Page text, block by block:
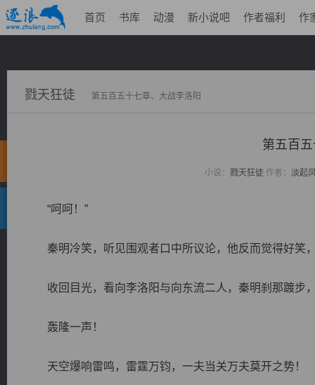
首页 书库 动漫 新小说吧 作者福利 作
戮天狂徒 第五百五十七章、大战李洛阳
第五百
小说： 戮天狂徒作者： 淡起
“呵呵！”
秦明冷笑，听见围观者口中所议论，他反而觉得好笑
收回目光，看向李洛阳与向东流二人，秦明刹那踱步
轰隆一声！
天空爆响雷鸣，雷霆万钧，一夫当关万夫莫开之势！